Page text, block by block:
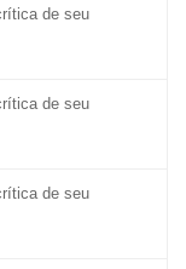
de seu
de seu
de seu